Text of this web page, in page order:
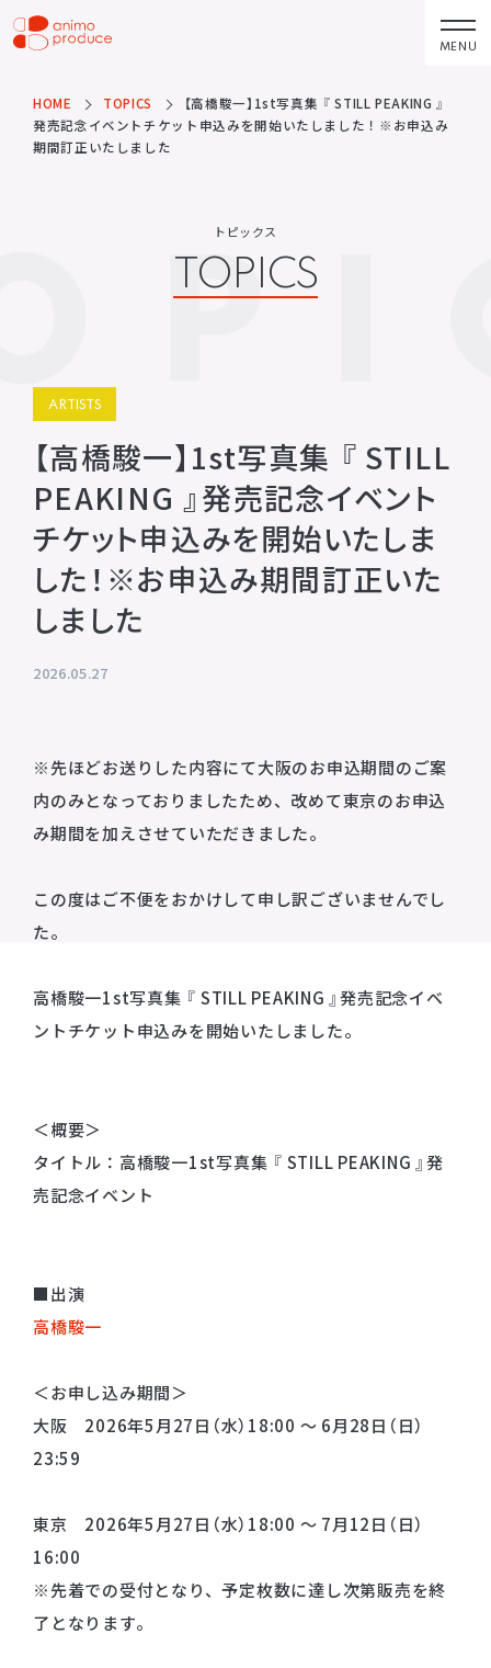
コ
ン
MENU
トピックス
TOPICS
ステージ
配給
DISTRIBUTIONS
音響制作
SOUND PRODUCTION
企業理念
MISSION STATEMENT
会社概要
求人情報
その他
OTHERS
プライバシーポリシー
サイトマップ
小野賢章 OFFICIAL FANCLUB
X(Twitter)
HOME TOPICS
【高橋駿一】1st写真集 『 STILL PEAKING 』
発売記念イベントチケット申込みを開始いたしました！※お申込み
期間訂正いたしました
トピックス
TOPICS
ARTISTS
【高橋駿一】1st写真集 『 STILL
PEAKING 』発売記念イベント
チケット申込みを開始いたしま
した！※お申込み期間訂正いた
しました
2026.05.27
※先ほどお送りした内容にて大阪のお申込期間のご案
内のみとなっておりましたため、改めて東京のお申込
み期間を加えさせていただきました。
この度はご不便をおかけして申し訳ございませんでし
た。
高橋駿一1st写真集 『 STILL PEAKING 』発売記念イベ
ントチケット申込みを開始いたしました。
＜概要＞
タイトル：高橋駿一1st写真集 『 STILL PEAKING 』発
売記念イベント
■出演
高橋駿一
＜お申し込み期間＞
大阪 2026年5月27日（水）18:00 ～ 6月28日（日）
23:59
東京 2026年5月27日（水）18:00 ～ 7月12日（日）
16:00
※先着での受付となり、予定枚数に達し次第販売を終
了となります。